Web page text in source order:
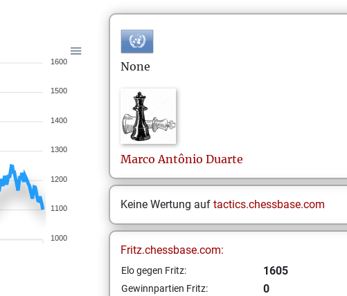
1600
1500
1400
1300
1200
1100
1000
None
Marco Antônio Duarte
Keine Wertung auf tactics.chessbase.com
Fritz.chessbase.com:
Elo gegen Fritz: 1605
Gewinnpartien Fritz: 0